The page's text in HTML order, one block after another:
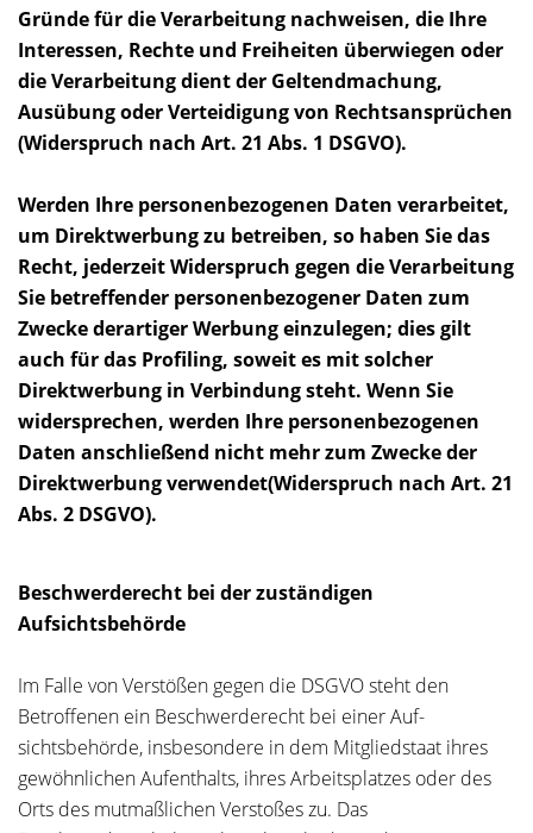
Gründe für die Verarbeitung nachweisen, die Ihre
Interessen, Rechte und Freiheiten überwiegen oder
die Verarbeitung dient der Geltendmachung,
Ausübung oder Verteidigung von Rechtsansprüchen
(Widerspruch nach Art. 21 Abs. 1 DSGVO).
Werden Ihre personenbezogenen Daten verarbeitet,
um Direktwerbung zu betreiben, so haben Sie das
Recht, jederzeit Widerspruch gegen die Verarbeitung
Sie betreffender personenbezogener Daten zum
Zwecke derartiger Werbung einzulegen; dies gilt
auch für das Profiling, soweit es mit solcher
Direktwerbung in Verbindung steht. Wenn Sie
widersprechen, werden Ihre personenbezogenen
Daten anschließend nicht mehr zum Zwecke der
Direktwerbung verwendet(Widerspruch nach Art. 21
Abs. 2 DSGVO).
Beschwerderecht bei der zuständigen
Aufsichtsbehörde
Im Falle von Verstößen gegen die DSGVO steht den
Betroffenen ein Beschwerderecht bei einer Auf-
sichtsbehörde, insbesondere in dem Mitgliedstaat ihres
gewöhnlichen Aufenthalts, ihres Arbeitsplatzes oder des
Orts des mutmaßlichen Verstoßes zu. Das